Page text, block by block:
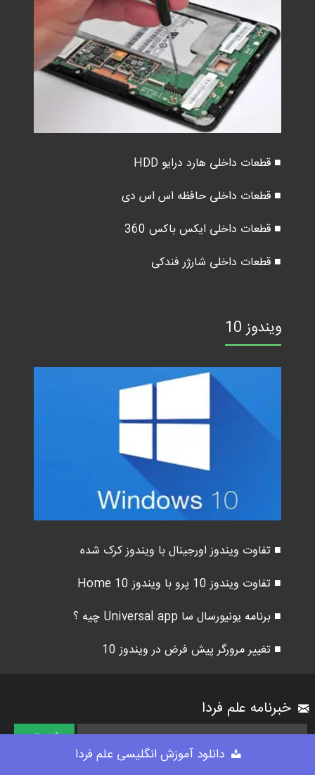
■ قطعات داخلی هارد درایو HDD
■ قطعات داخلی حافظه اس اس دی
■ قطعات داخلی ایکس باکس 360
■ قطعات داخلی شارژر فندکی
ویندوز 10
■ تفاوت ویندوز اورجینال با ویندوز کرک شده
■ تفاوت ویندوز 10 پرو با ویندوز 10 Home
■ برنامه یونیورسال سا Universal app چیه ؟
■ تغییر مرورگر پیش فرض در ویندوز 10
خبرنامه علم فردا
دانلود آموزش انگلیسی علم فردا